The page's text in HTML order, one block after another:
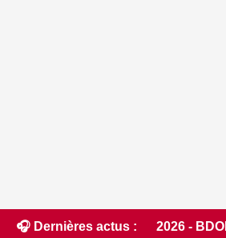
🎧 Dernières actus :
- BDOR • 📰 Les